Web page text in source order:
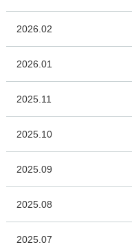
2026.02
2026.01
2025.11
2025.10
2025.09
2025.08
2025.07